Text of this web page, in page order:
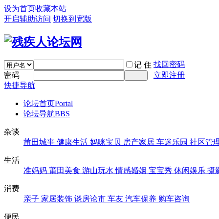
设为首页收藏本站
开启辅助访问 切换到宽版
记 住 找回密码
密码
立即注册
快捷导航
论坛首页Portal
论坛导航BBS
杂谈
莆田城事 健康生活 妈咪宝贝 房产家居 车迷乐园 社区管
生活
准妈妈 莆田美食 游山玩水 情感婚姻 宝宝秀 休闲娱乐 摄
消费
亲子 家居装饰 谈房论市 车友 汽车保养 购车咨询
便民